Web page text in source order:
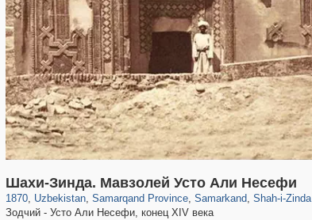
Шахи-Зинда. Мавзолей Усто Али Несефи
1870, Uzbekistan
32,590 219
, Samarqand Province
8,344 97
, Samarkand
8,131 96
, Shah-i-Zinda
1,068 20
Зодчий - Усто Али Несефи, конец XIV века